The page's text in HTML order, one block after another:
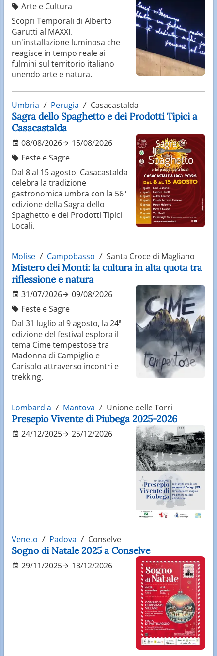
Arte e Cultura
Scopri Temporali di Alberto
Garutti al MAXXI,
un'installazione luminosa che
reagisce in tempo reale ai
fulmini sul territorio italiano
unendo arte e natura.
Umbria Perugia Casacastalda
Sagra dello Spaghetto e dei Prodotti Tipici a
Casacastalda
08/08/2026
15/08/2026
Feste e Sagre
Dal 8 al 15 agosto, Casacastalda
celebra la tradizione
gastronomica umbra con la 56ª
edizione della Sagra dello
Spaghetto e dei Prodotti Tipici
Locali.
Molise Campobasso Santa Croce di Magliano
Mistero dei Monti: la cultura in alta quota tra
riflessione e natura
31/07/2026
09/08/2026
Feste e Sagre
Dal 31 luglio al 9 agosto, la 24ª
edizione del festival esplora il
tema Cime tempestose tra
Madonna di Campiglio e
Carisolo attraverso incontri e
trekking.
Lombardia Mantova Unione delle Torri
Presepio Vivente di Piubega 2025-2026
24/12/2025 25/12/2026
Veneto Padova Conselve
Sogno di Natale 2025 a Conselve
29/11/2025 18/12/2026